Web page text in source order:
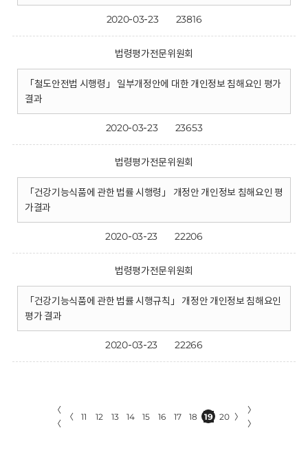
2020-03-23 23816
법령평가전문위원회
「철도안전법 시행령」 일부개정안에 대한 개인정보 침해요인 평가
결과
2020-03-23 23653
법령평가전문위원회
「건강기능식품에 관한 법률 시행령」 개정안 개인정보 침해요인 평
가결과
2020-03-23 22206
법령평가전문위원회
「건강기능식품에 관한 법률 시행규칙」 개정안 개인정보 침해요인
평가 결과
2020-03-23 22266
〈
〈
〈 11 12 13 14 15 16 17 18 19 20 〉
〉
〉